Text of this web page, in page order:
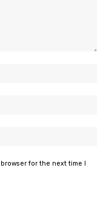
for the next time I